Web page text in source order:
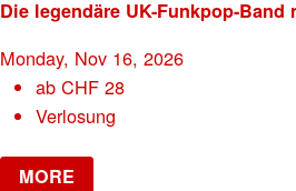
Die legendäre UK-Funkpop-
Monday, Nov 16, 2026
abCHF 28
Verlosung
MORE